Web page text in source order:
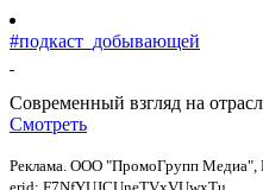
#подкаст_добывающей
Современный взгляд на
Смотреть
Реклама. ООО "ПромоГрупп